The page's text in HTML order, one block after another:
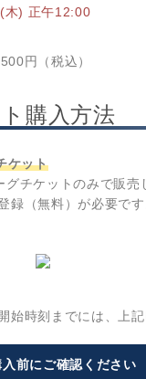
木) 正午12:00
円（税込）
購入方法
ケット
チケットのみで販売
録（無料）が必要です
始時刻までには、上
入前にご確認ください